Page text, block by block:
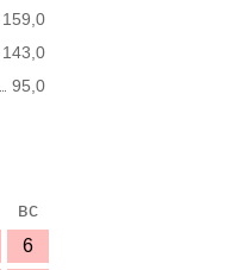
159,0
143,0
95,0
вс
6